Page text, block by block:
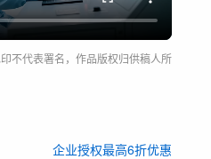
不代表署名，作品版权归供稿人所
企业授权最高6折优惠